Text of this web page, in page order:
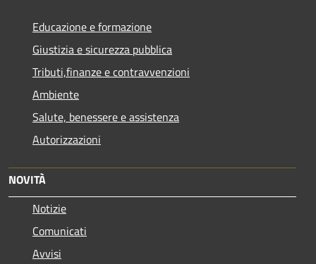
Educazione e formazione
Giustizia e sicurezza pubblica
Tributi,finanze e contravvenzioni
Ambiente
Salute, benessere e assistenza
Autorizzazioni
NOVITÀ
Notizie
Comunicati
Avvisi